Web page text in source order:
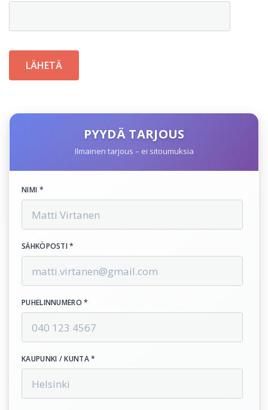
PYYDÄ TARJOUS
Ilmainen tarjous – ei sitoumuksia
NIMI *
SÄHKÖPOSTI *
PUHELINNUMERO *
KAUPUNKI / KUNTA *